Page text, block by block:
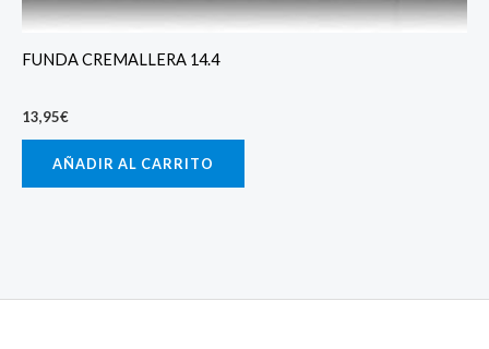
FUNDA CREMALLERA 14.4
13,95€
AÑADIR AL CARRITO